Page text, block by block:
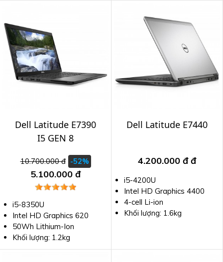
Dell Latitude E7390
I5 GEN 8
10.700.000 đ -52%
5.100.000 đ
i5-8350U
Intel HD Graphics 620
50Wh Lithium-Ion
Khối lượng: 1.2kg
Dell Latitude E7440
4.200.000 đđ
i5-4200U
Intel HD Graphics 4400
4-cell Li-ion
Khối lượng: 1.6kg